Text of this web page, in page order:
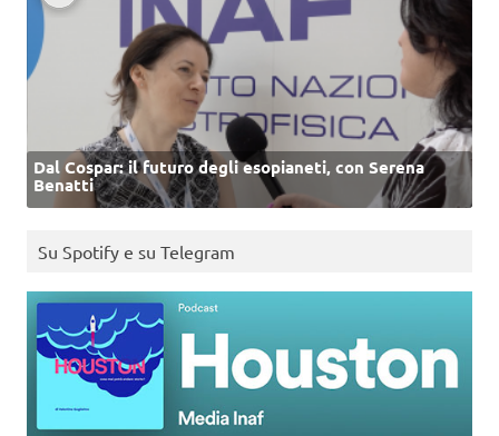
Dal Cospar: il futuro degli esopianeti, con Serena
Benatti
Su Spotify e su Telegram